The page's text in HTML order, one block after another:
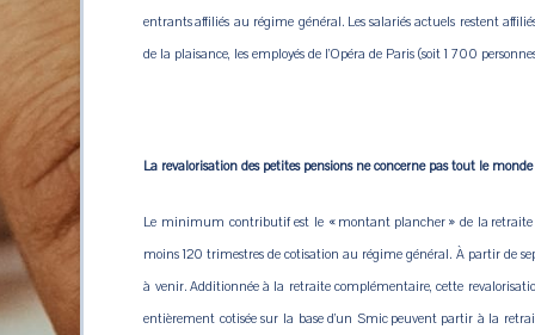
entrants affiliés au régime général. Les salariés actuels restent
de la plaisance, les employés de l’Opéra de Paris (soit 1 700
La revalorisation des petites pensions ne concerne pas tout le monde
Le minimum contributif est le « montant plancher » de la retraite
moins 120 trimestres de cotisation au régime général. À partir
à venir. Additionnée à la retraite complémentaire, cette
entièrement cotisée sur la base d’un Smic peuvent partir à la